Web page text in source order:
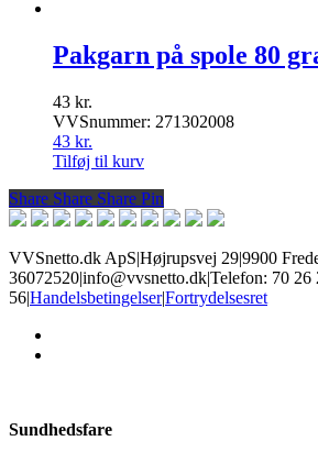
Pakgarn på spole 80
43 kr.
VVSnummer: 271302008
43 kr.
Tilføj til kurv
Share
Share Share Share Pin
VVSnetto.dk ApS|Højrupsvej 29|9900
36072520|info@vvsnetto.dk|Telefon: 70 26
56|Handelsbetingelser|Fortrydelsesret
Sundhedsfare